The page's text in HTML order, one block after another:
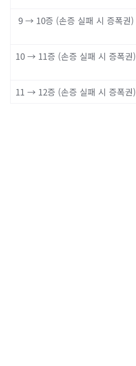
9 → 10증 (손증 실패 시 증폭권)
10 → 11증 (손증 실패 시 증폭권)
11 → 12증 (손증 실패 시 증폭권)